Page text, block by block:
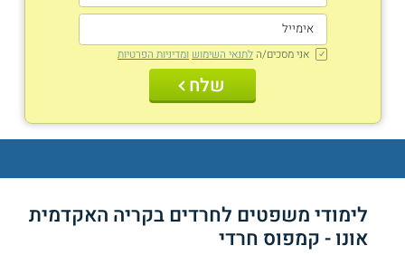
אני מסכים/ה לתנאי השימוש ומדיניות הפרטיות
שלח
לימודי משפטים לחרדים בקריה האקדמית
אונו - קמפוס חרדי